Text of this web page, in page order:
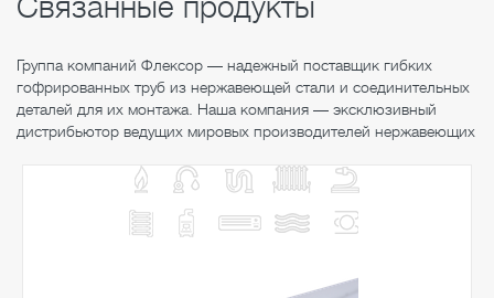
Связанные продукты
Группа компаний Флексор — надежный поставщик гибких
гофрированных труб из нержавеющей стали и соединительных
деталей для их монтажа. Наша компания — эксклюзивный
дистрибьютор ведущих мировых производителей нержавеющих